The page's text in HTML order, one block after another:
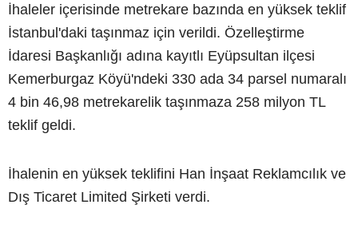
İhaleler içerisinde metrekare bazında en yüksek teklif
İstanbul'daki taşınmaz için verildi. Özelleştirme
İdaresi Başkanlığı adına kayıtlı Eyüpsultan ilçesi
Kemerburgaz Köyü'ndeki 330 ada 34 parsel numaralı
4 bin 46,98 metrekarelik taşınmaza 258 milyon TL
teklif geldi.
İhalenin en yüksek teklifini Han İnşaat Reklamcılık ve
Dış Ticaret Limited Şirketi verdi.